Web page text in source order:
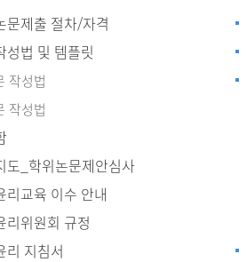
문제출 절차/자격
성법 및 템플릿
작성법
작성법
도_학위논문제안심사
리교육 이수 안내
리위원회 규정
리 지침서